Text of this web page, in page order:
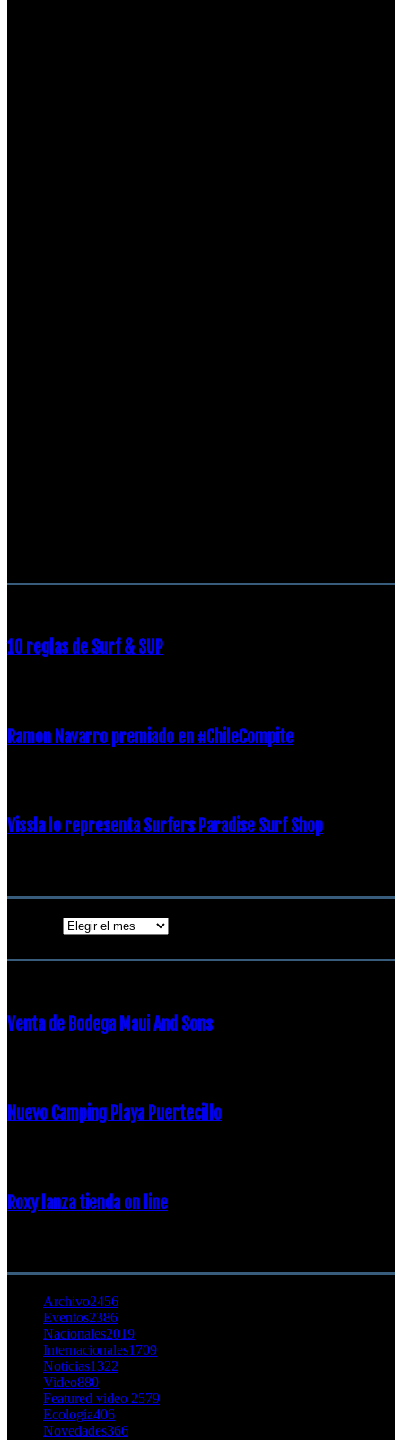
10 reglas de Surf & SUP
Ramon Navarro premiado en #ChileCompite
Vissla lo representa Surfers Paradise Surf Shop
Venta de Bodega Maui And Sons
Nuevo Camping Playa Puertecillo
Roxy lanza tienda on line
Archivo2456
Eventos2386
Nacionales2019
Internacionales1709
Noticias1322
Video880
Featured video 2579
Ecología406
Novedades366